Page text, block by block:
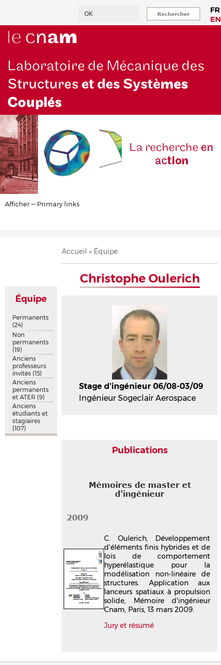
principal
FR
EN
Laboratoire de Mécanique des
Structures et des Systèmes
Couplés
La recherche en
action
Primary
Afficher — Primary links
Fil
d'Ariane
Accueil Équipe
Christophe Oulerich
Stage d'ingénieur 06/08-03/09
Ingénieur Sogeclair Aerospace
Publications
Mémoires de master et
d'ingénieur
2009
C. Oulerich, Développement
d'éléments finis hybrides et de
lois de comportement
hyperélastique pour la
modélisation non-linéaire de
structures. Application aux
lanceurs spatiaux à propulsion
solide, Mémoire d'ingénieur
Cnam, Paris, 13 mars 2009.
Jury et résumé
Équipe
Permanents
(24)
Non
permanents
(19)
Anciens
professeurs
invités (15)
Anciens
permanents
et ATER (9)
Anciens
étudiants et
stagiaires
(107)